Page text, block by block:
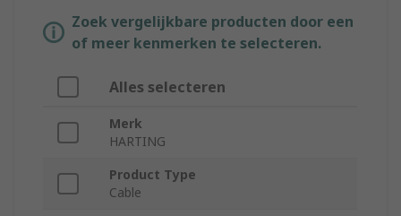
Zoek vergelijkbare producten door een
of meer kenmerken te selecteren.
Alles selecteren
Merk
HARTING
Product Type
Cable